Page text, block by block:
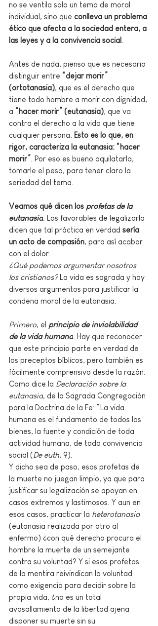
no se ventila solo un tema de moral
individual, sino que conlleva un problema
ético que afecta a la sociedad entera, a
las leyes y a la convivencia social
Antes de nada, pienso que es necesario
distinguir entre “dejar morir”
(ortotanasia), que es el derecho que
tiene todo hombre a morir con dignidad,
a “hacer morir” (eutanasia), que va
contra el derecho a la vida que tiene
cualquier persona.
Esto es lo que, en
rigor, caracteriza la eutanasia: “hacer
morir” . Por eso es bueno aquilatarla,
tomarle el peso, para tener claro la
seriedad del tema.
Veamos qué dicen los profetas de la
eutanasia . Los favorables de legalizarla
dicen que tal práctica en verdad sería
un acto de compasión, para así acabar
con el dolor.
¿Qué podemos argumentar nosotros
los cristianos? La vida es sagrada y hay
diversos argumentos para justificar la
condena moral de la eutanasia.
Primero, el principio de inviolabilidad
de la vida humana . Hay que reconocer
que este principio parte en verdad de
los preceptos bíblicos, pero también es
fácilmente comprensivo desde la razón.
Como dice la Declaración sobre la
eutanasia, de la Sagrada Congregación
para la Doctrina de la Fe: “La vida
humana es el fundamento de todos los
bienes, la fuente y condición de toda
actividad humana, de toda convivencia
social (De euth, 9).
Y dicho sea de paso, esos profetas de
la muerte no juegan limpio, ya que para
justificar su legalización se apoyan en
casos extremos y lastimosos. Y aun en
esos casos, practicar la heterotanasia
(eutanasia realizada por otro al
enfermo) ¿con qué derecho procura el
hombre la muerte de un semejante
contra su voluntad? Y si esos profetas
de la mentira reivindican la voluntad
como exigencia para decidir sobre la
propia vida, ¿no es un total
avasallamiento de la libertad ajena
disponer su muerte sin su